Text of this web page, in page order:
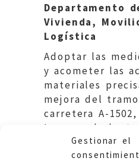
Gestionar el
Departamento
Vivienda,
Logística
Adoptar las
y acometer las
materiales
mejora del
carretera A-
Lagueruela hasta
Segura de